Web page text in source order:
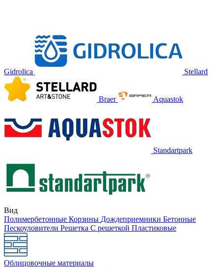
Gidrolica Stellard
Braer Aquastok
Standartpark
Вид
Полимербетонные Корзины Дождеприемники Бетонные
Пескоуловители Решетка С решеткой Пластиковые
Облицовочные материалы